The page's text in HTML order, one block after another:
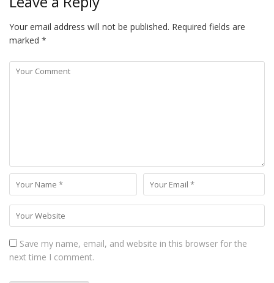
Your email address will not be published. Required fields are
marked *
Save my name, email, and website in this browser for the
next time I comment.